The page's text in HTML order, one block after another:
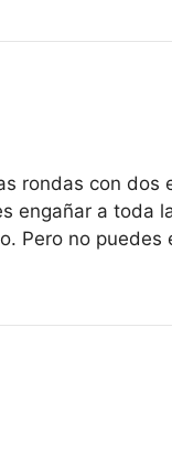
rondas con dos
engañar a toda
Pero no puedes